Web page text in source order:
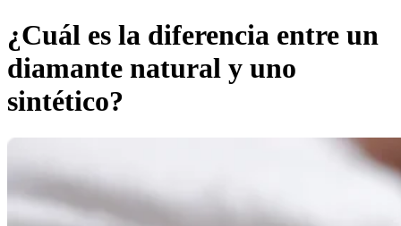
¿Cuál es la diferencia entre un
diamante natural y uno
sintético?